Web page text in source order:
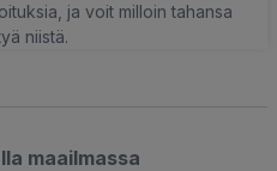
ja voit milloin tahansa
niistä.
maailmassa